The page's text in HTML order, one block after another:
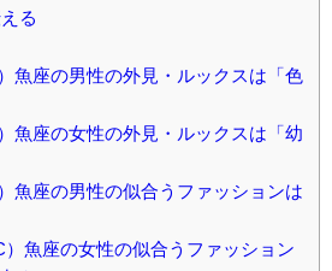
る
魚座の男性の外見・ルックスは「色
魚座の女性の外見・ルックスは「幼
魚座の男性の似合うファッションは
魚座の女性の似合うファッション